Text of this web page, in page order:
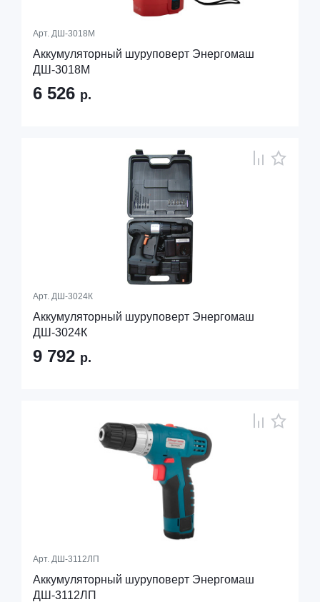
Арт. ДШ-3018М
Аккумуляторный шуруповерт Энергомаш
ДШ-3018М
6 526 р.
Арт. ДШ-3024К
Аккумуляторный шуруповерт Энергомаш
ДШ-3024К
9 792 р.
Арт. ДШ-3112ЛП
Аккумуляторный шуруповерт Энергомаш
ДШ-3112ЛП